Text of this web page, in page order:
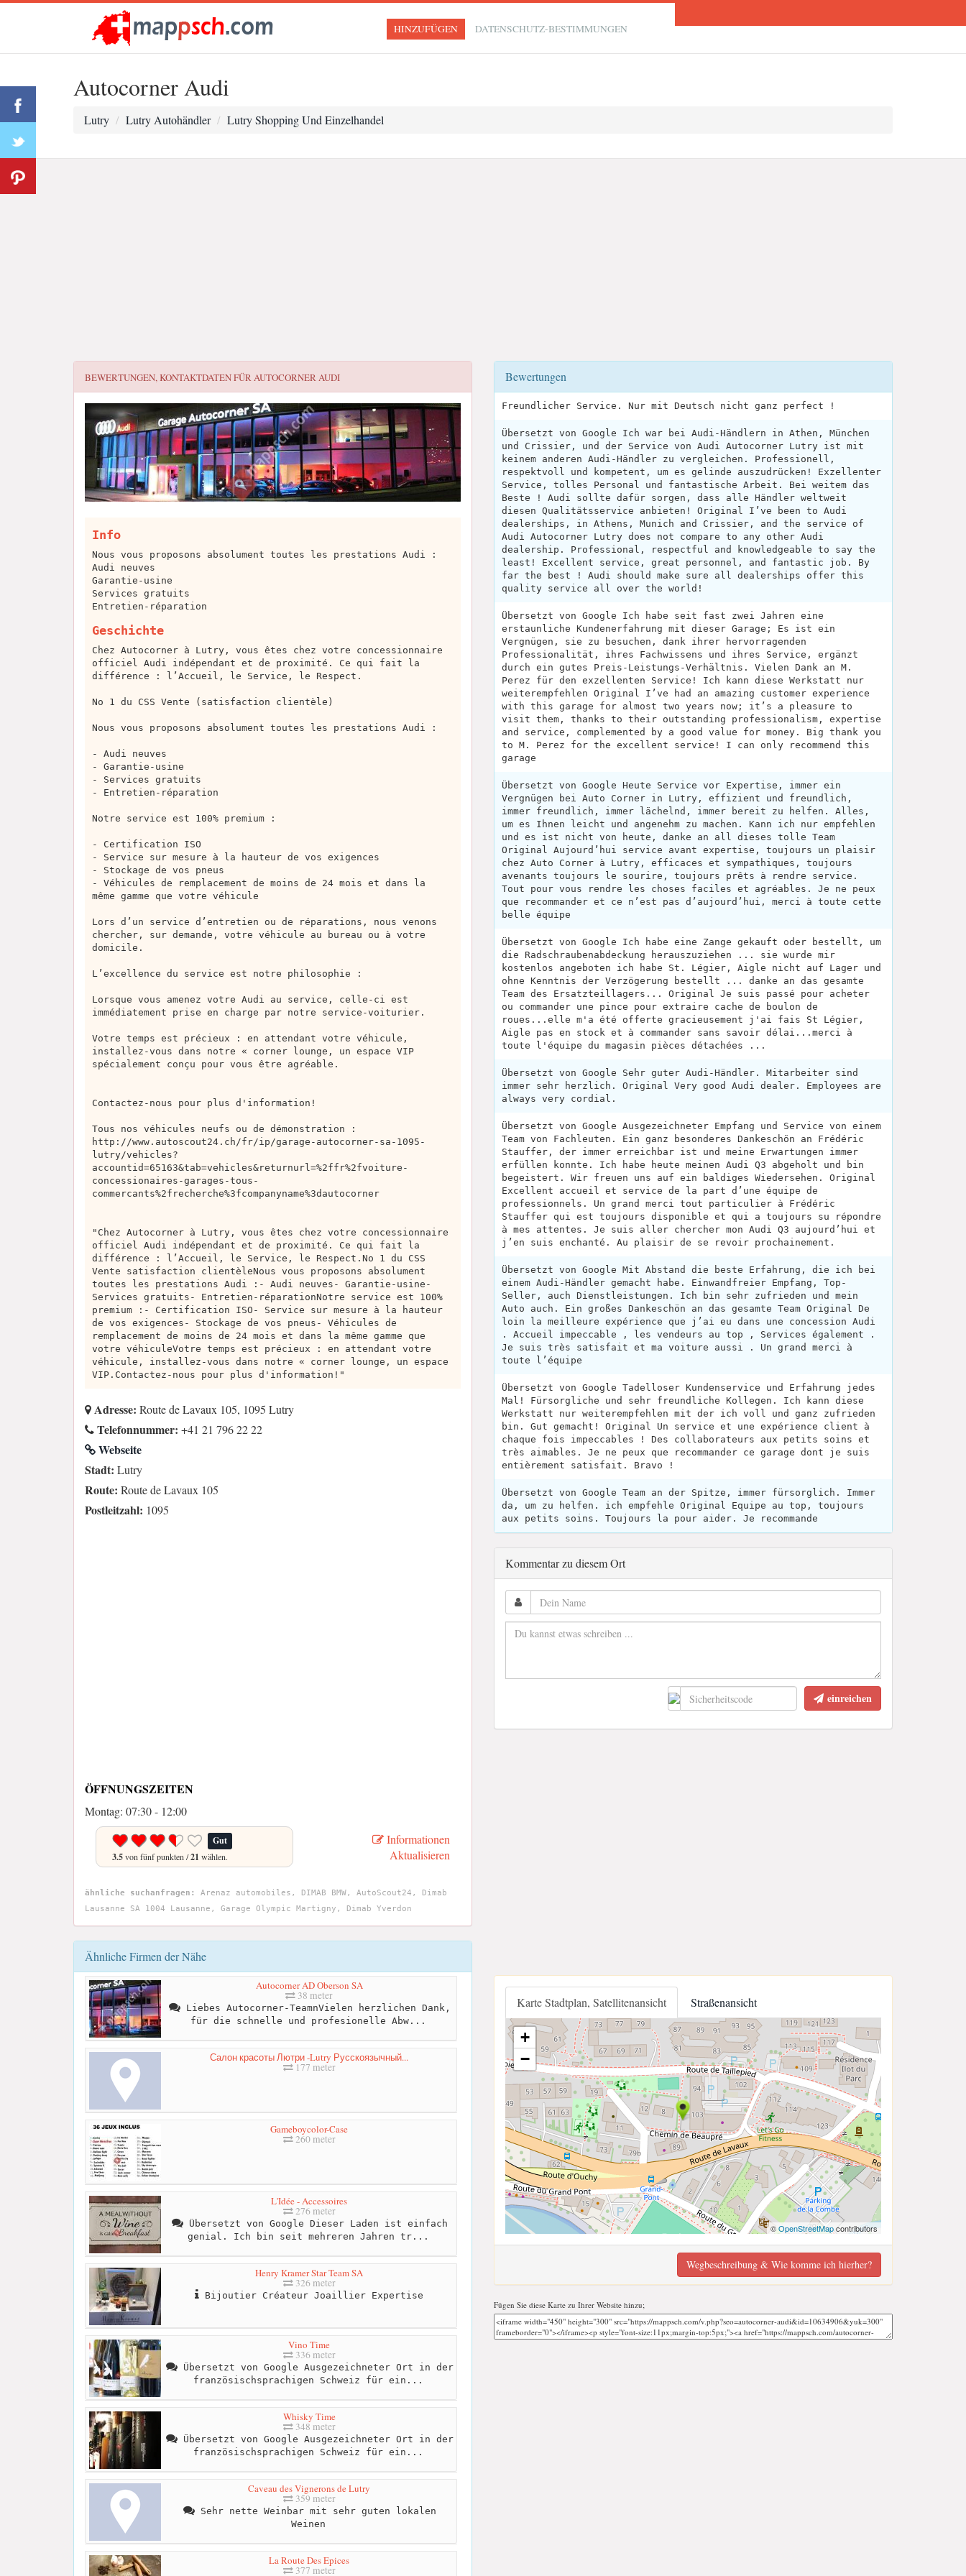
HINZUFÜGEN DATENSCHUTZ-BESTIMMUNGEN
Autocorner Audi
Lutry Lutry Autohändler Lutry Shopping Und Einzelhandel
BEWERTUNGEN, KONTAKTDATEN FÜRAUTOCORNER AUDI
Info
Nous vous proposons absolument toutes les prestations Audi :
Audi neuves
Garantie-usine
Services gratuits
Entretien-réparation
Geschichte
Chez Autocorner à Lutry, vous êtes chez votre concessionnaire
officiel Audi indépendant et de proximité. Ce qui fait la
différence : l’Accueil, le Service, le Respect.
No 1 du CSS Vente (satisfaction clientèle)
Nous vous proposons absolument toutes les prestations Audi :
- Audi neuves
- Garantie-usine
- Services gratuits
- Entretien-réparation
Notre service est 100% premium :
- Certification ISO
- Service sur mesure à la hauteur de vos exigences
- Stockage de vos pneus
- Véhicules de remplacement de moins de 24 mois et dans la
même gamme que votre véhicule
Lors d’un service d’entretien ou de réparations, nous venons
chercher, sur demande, votre véhicule au bureau ou à votre
domicile.
L’excellence du service est notre philosophie :
Lorsque vous amenez votre Audi au service, celle-ci est
immédiatement prise en charge par notre service-voiturier.
Votre temps est précieux : en attendant votre véhicule,
installez-vous dans notre « corner lounge, un espace VIP
spécialement conçu pour vous être agréable.
Contactez-nous pour plus d'information!
Tous nos véhicules neufs ou de démonstration :
http://www.autoscout24.ch/fr/ip/garage-autocorner-sa-1095-
lutry/vehicles?
accountid=65163&tab=vehicles&returnurl=%2ffr%2fvoiture-
concessionaires-garages-tous-
commercants%2frecherche%3fcompanyname%3dautocorner
"Chez Autocorner à Lutry, vous êtes chez votre concessionnaire
officiel Audi indépendant et de proximité. Ce qui fait la
différence : l’Accueil, le Service, le Respect.No 1 du CSS
Vente satisfaction clientèleNous vous proposons absolument
toutes les prestations Audi :- Audi neuves- Garantie-usine-
Services gratuits- Entretien-réparationNotre service est 100%
premium :- Certification ISO- Service sur mesure à la hauteur
de vos exigences- Stockage de vos pneus- Véhicules de
remplacement de moins de 24 mois et dans la même gamme que
votre véhiculeVotre temps est précieux : en attendant votre
véhicule, installez-vous dans notre « corner lounge, un espace
VIP.Contactez-nous pour plus d'information!"
Adresse: Route de Lavaux 105, 1095 Lutry
Telefonnummer: +41 21 796 22 22
Webseite
Stadt: Lutry
Route: Route de Lavaux 105
Postleitzahl: 1095
ÖFFNUNGSZEITEN
Montag: 07:30 - 12:00
Gut
3.5von fünf punkten /21 wählen.
Informationen
Aktualisieren
ähnliche suchanfragen:
Arenaz automobiles, DIMAB BMW, AutoScout24, Dimab
Lausanne SA 1004 Lausanne, Garage Olympic Martigny, Dimab Yverdon
Ähnliche Firmen der Nähe
Autocorner AD Oberson SA
38 meter
Liebes Autocorner-TeamnVielen herzlichen Dank,
für die schnelle und profesionelle Abw...
Салон красоты Лютри -Lutry Русскоязычный...
177 meter
Gameboycolor-Case
260 meter
L'Idée - Accessoires
276 meter
Übersetzt von Google Dieser Laden ist einfach
genial. Ich bin seit mehreren Jahren tr...
Henry Kramer Star Team SA
326 meter
Bijoutier Créateur Joaillier Expertise
Vino Time
336 meter
Übersetzt von Google Ausgezeichneter Ort in der
französischsprachigen Schweiz für ein...
Whisky Time
348 meter
Übersetzt von Google Ausgezeichneter Ort in der
französischsprachigen Schweiz für ein...
Caveau des Vignerons de Lutry
359 meter
Sehr nette Weinbar mit sehr guten lokalen
Weinen
La Route Des Epices
377 meter
Bewertungen
Freundlicher Service. Nur mit Deutsch nicht ganz perfect !
Übersetzt von Google Ich war bei Audi-Händlern in Athen, München
und Crissier, und der Service von Audi Autocorner Lutry ist mit
keinem anderen Audi-Händler zu vergleichen. Professionell,
respektvoll und kompetent, um es gelinde auszudrücken! Exzellenter
Service, tolles Personal und fantastische Arbeit. Bei weitem das
Beste ! Audi sollte dafür sorgen, dass alle Händler weltweit
diesen Qualitätsservice anbieten! Original I’ve been to Audi
dealerships, in Athens, Munich and Crissier, and the service of
Audi Autocorner Lutry does not compare to any other Audi
dealership. Professional, respectful and knowledgeable to say the
least! Excellent service, great personnel, and fantastic job. By
far the best ! Audi should make sure all dealerships offer this
quality service all over the world!
Übersetzt von Google Ich habe seit fast zwei Jahren eine
erstaunliche Kundenerfahrung mit dieser Garage; Es ist ein
Vergnügen, sie zu besuchen, dank ihrer hervorragenden
Professionalität, ihres Fachwissens und ihres Service, ergänzt
durch ein gutes Preis-Leistungs-Verhältnis. Vielen Dank an M.
Perez für den exzellenten Service! Ich kann diese Werkstatt nur
weiterempfehlen Original I’ve had an amazing customer experience
with this garage for almost two years now; it’s a pleasure to
visit them, thanks to their outstanding professionalism, expertise
and service, complemented by a good value for money. Big thank you
to M. Perez for the excellent service! I can only recommend this
garage
Übersetzt von Google Heute Service vor Expertise, immer ein
Vergnügen bei Auto Corner in Lutry, effizient und freundlich,
immer freundlich, immer lächelnd, immer bereit zu helfen. Alles,
um es Ihnen leicht und angenehm zu machen. Kann ich nur empfehlen
und es ist nicht von heute, danke an all dieses tolle Team
Original Aujourd’hui service avant expertise, toujours un plaisir
chez Auto Corner à Lutry, efficaces et sympathiques, toujours
avenants toujours le sourire, toujours prêts à rendre service.
Tout pour vous rendre les choses faciles et agréables. Je ne peux
que recommander et ce n’est pas d’aujourd’hui, merci à toute cette
belle équipe
Übersetzt von Google Ich habe eine Zange gekauft oder bestellt, um
die Radschraubenabdeckung herauszuziehen ... sie wurde mir
kostenlos angeboten ich habe St. Légier, Aigle nicht auf Lager und
ohne Kenntnis der Verzögerung bestellt ... danke an das gesamte
Team des Ersatzteillagers... Original Je suis passé pour acheter
ou commander une pince pour extraire cache de boulon de
roues...elle m'a été offerte gracieusement j'ai fais St Légier,
Aigle pas en stock et à commander sans savoir délai...merci à
toute l'équipe du magasin pièces détachées ...
Übersetzt von Google Sehr guter Audi-Händler. Mitarbeiter sind
immer sehr herzlich. Original Very good Audi dealer. Employees are
always very cordial.
Übersetzt von Google Ausgezeichneter Empfang und Service von einem
Team von Fachleuten. Ein ganz besonderes Dankeschön an Frédéric
Stauffer, der immer erreichbar ist und meine Erwartungen immer
erfüllen konnte. Ich habe heute meinen Audi Q3 abgeholt und bin
begeistert. Wir freuen uns auf ein baldiges Wiedersehen. Original
Excellent accueil et service de la part d’une équipe de
professionnels. Un grand merci tout particulier à Frédéric
Stauffer qui est toujours disponible et qui a toujours su répondre
à mes attentes. Je suis aller chercher mon Audi Q3 aujourd’hui et
j’en suis enchanté. Au plaisir de se revoir prochainement.
Übersetzt von Google Mit Abstand die beste Erfahrung, die ich bei
einem Audi-Händler gemacht habe. Einwandfreier Empfang, Top-
Seller, auch Dienstleistungen. Ich bin sehr zufrieden und mein
Auto auch. Ein großes Dankeschön an das gesamte Team Original De
loin la meilleure expérience que j’ai eu dans une concession Audi
. Accueil impeccable , les vendeurs au top , Services également .
Je suis très satisfait et ma voiture aussi . Un grand merci à
toute l’équipe
Übersetzt von Google Tadelloser Kundenservice und Erfahrung jedes
Mal! Fürsorgliche und sehr freundliche Kollegen. Ich kann diese
Werkstatt nur weiterempfehlen mit der ich voll und ganz zufrieden
bin. Gut gemacht! Original Un service et une expérience client à
chaque fois impeccables ! Des collaborateurs aux petits soins et
très aimables. Je ne peux que recommander ce garage dont je suis
entièrement satisfait. Bravo !
Übersetzt von Google Team an der Spitze, immer fürsorglich. Immer
da, um zu helfen. ich empfehle Original Equipe au top, toujours
aux petits soins. Toujours la pour aider. Je recommande
Kommentar zu diesem Ort
einreichen
Karte Stadtplan, Satellitenansicht Straßenansicht
+
−
©OpenStreetMapcontributors
Wegbeschreibung & Wie komme ich hierher?
Fügen Sie diese Karte zu Ihrer Website hinzu;